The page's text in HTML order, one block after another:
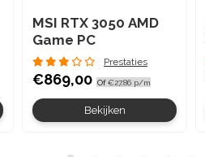
MSI RTX 3050 AMD
Game PC
Prestaties
€869,00 Of€27,86 p/m
Bekijken